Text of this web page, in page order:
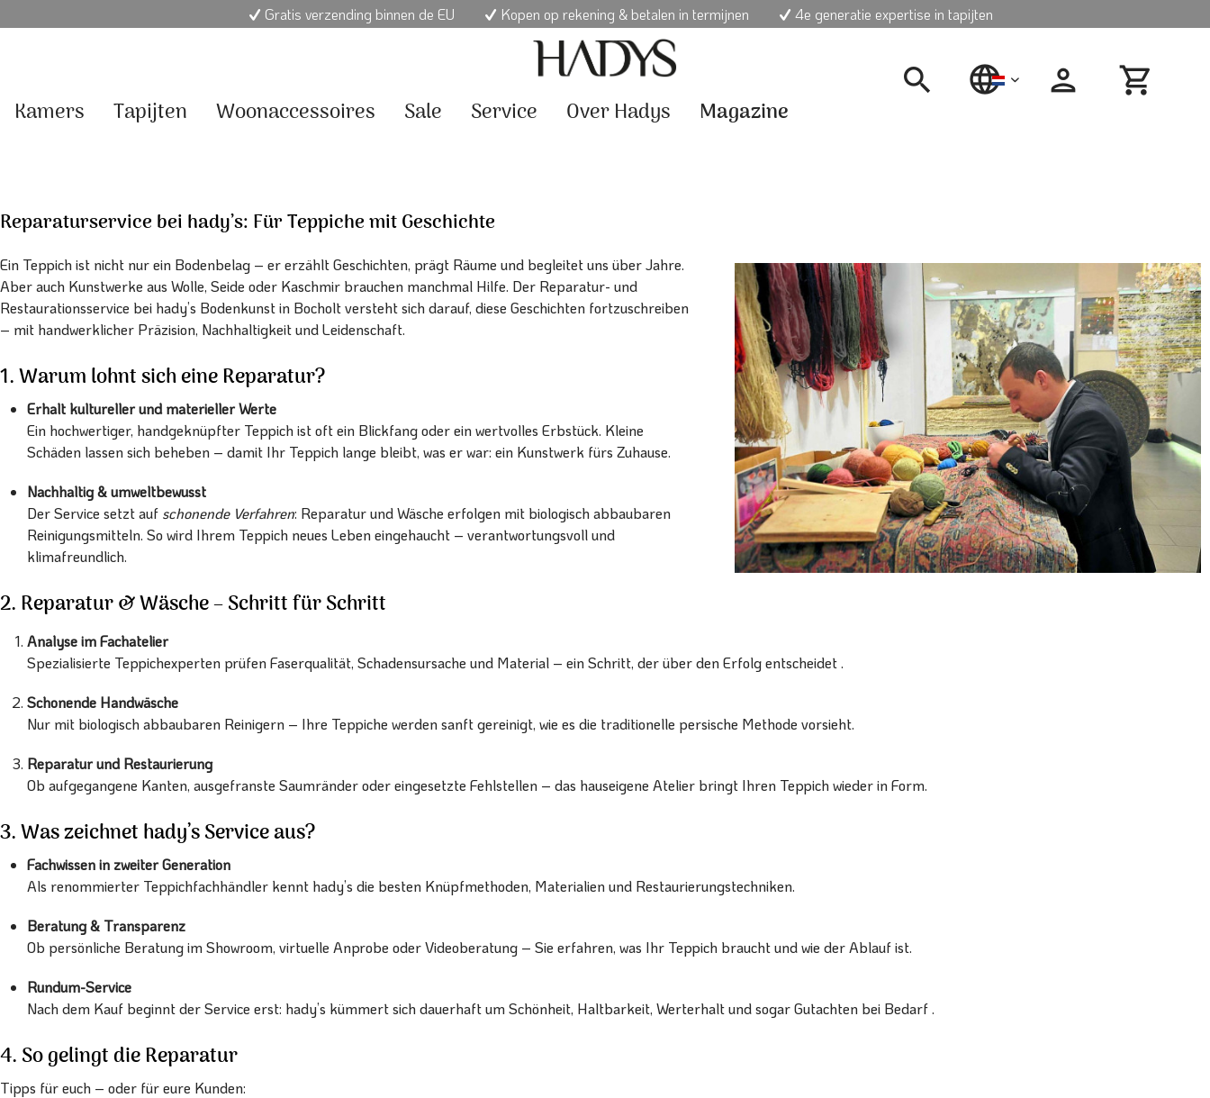
Gratis verzending binnen de EU Kopen op rekening & betalen in termijnen 4e generatie expertise in tapijten
nederlands
Kamers Tapijten Woonaccessoires Sale Service Over Hadys Magazine
Reparaturservice bei hady’s: Für Teppiche mit Geschichte
Ein Teppich ist nicht nur ein Bodenbelag – er erzählt Geschichten, prägt Räume und begleitet uns über Jahre.
Aber auch Kunstwerke aus Wolle, Seide oder Kaschmir brauchen manchmal Hilfe. Der Reparatur- und
Restaurationsservice bei hady’s Bodenkunst in Bocholt versteht sich darauf, diese Geschichten fortzuschreiben
– mit handwerklicher Präzision, Nachhaltigkeit und Leidenschaft.
1. Warum lohnt sich eine Reparatur?
Erhalt kultureller und materieller Werte
Ein hochwertiger, handgeknüpfter Teppich ist oft ein Blickfang oder ein wertvolles Erbstück. Kleine
Schäden lassen sich beheben – damit Ihr Teppich lange bleibt, was er war: ein Kunstwerk fürs Zuhause.
Nachhaltig & umweltbewusst
Der Service setzt auf schonende Verfahren: Reparatur und Wäsche erfolgen mit biologisch abbaubaren
Reinigungsmitteln. So wird Ihrem Teppich neues Leben eingehaucht – verantwortungsvoll und
klimafreundlich.
2. Reparatur & Wäsche – Schritt für Schritt
Analyse im Fachatelier
Spezialisierte Teppichexperten prüfen Faserqualität, Schadensursache und Material – ein Schritt, der über den Erfolg entscheidet.
Schonende Handwäsche
Nur mit biologisch abbaubaren Reinigern – Ihre Teppiche werden sanft gereinigt, wie es die traditionelle persische Methode vorsieht.
Reparatur und Restaurierung
Ob aufgegangene Kanten, ausgefranste Saumränder oder eingesetzte Fehlstellen – das hauseigene Atelier bringt Ihren Teppich wieder in Form.
3. Was zeichnet hady’s Service aus?
Fachwissen in zweiter Generation
Als renommierter Teppichfachhändler kennt hady’s die besten Knüpfmethoden, Materialien und Restaurierungstechniken.
Beratung & Transparenz
Ob persönliche Beratung im Showroom, virtuelle Anprobe oder Videoberatung – Sie erfahren, was Ihr Teppich braucht und wie der Ablauf ist.
Rundum-Service
Nach dem Kauf beginnt der Service erst: hady’s kümmert sich dauerhaft um Schönheit, Haltbarkeit, Werterhalt und sogar Gutachten bei Bedarf.
4. So gelingt die Reparatur
Tipps für euch – oder für eure Kunden: